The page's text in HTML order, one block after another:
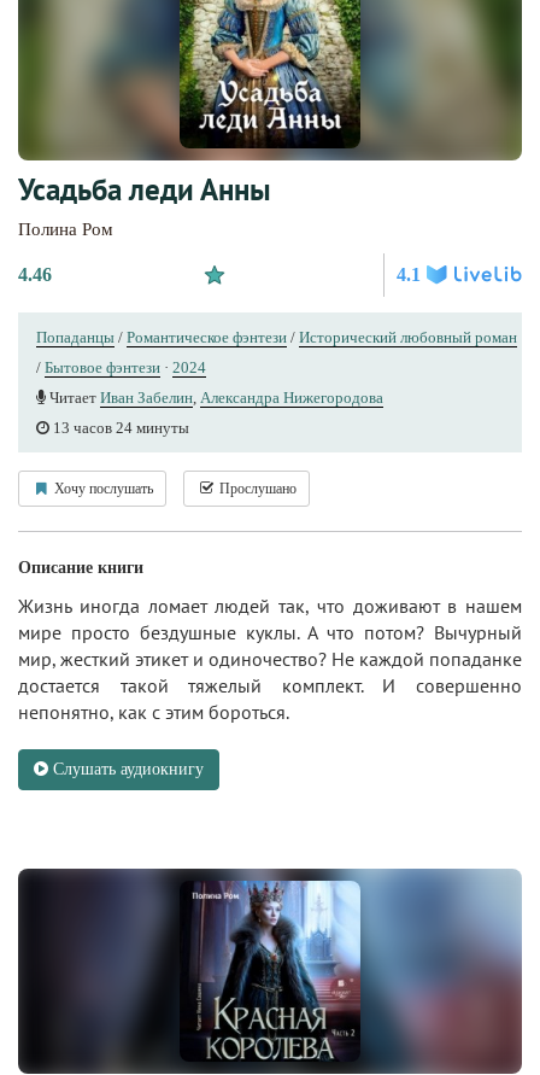
Усадьба леди Анны
Полина Ром
4.46 4.1
Попаданцы / Романтическое фэнтези / Исторический любовный роман
/ Бытовое фэнтези · 2024
Читает Иван Забелин Александра Нижегородова
13 часов 24 минуты
Хочу послушать Прослушано
Описание книги
Жизнь иногда ломает людей так, что доживают в нашем
мире просто бездушные куклы. А что потом? Вычурный
мир, жесткий этикет и одиночество? Не каждой попаданке
достается такой тяжелый комплект. И совершенно
непонятно, как с этим бороться.
Слушать аудиокнигу